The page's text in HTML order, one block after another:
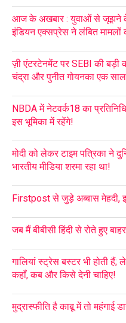
आज के अखबार : युवाओं से जूझने के
इंडियन एक्सप्रेस ने लंबित मामलों
ज़ी एंटरटेनमेंट पर SEBI की बड़ी
चंद्रा और पुनीत गोयनका एक
NBDA में नेटवर्क18 का
इस भूमिका में रहेंगे!
मोदी को लेकर टाइम पत्रिका ने
भारतीय मीडिया शरमा रहा था!
Firstpost से जुड़े अब्बास मेहदी,
जब मैं बीबीसी हिंदी से रोते हुए
गालियां स्ट्रेस बस्टर भी होती हैं;
कहाँ, कब और किसे देनी चाहिए!
मुद्रास्फीति है काबू में तो महंगाई